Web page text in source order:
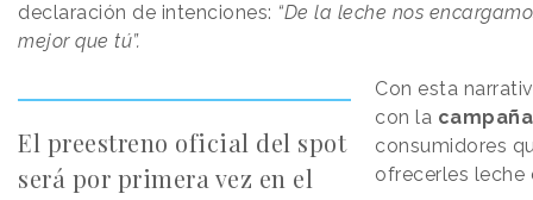
declaración de intenciones: “De la leche nos
mejor que tú”.
El preestreno oficial del spot
será por primera vez en el
Con esta
con la
consumidores
ofrecerles leche